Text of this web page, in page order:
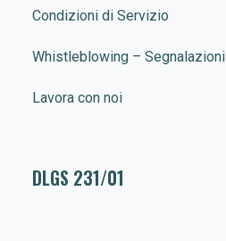
Condizioni di Servizio
Whistleblowing – Segnalazioni
Lavora con noi
DLGS 231/01